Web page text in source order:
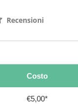
Costo
€5,00*
Recensioni